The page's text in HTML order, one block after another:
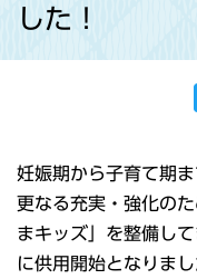
した！
妊娠期から子育て期
更なる充実・強化の
まキッズ」を整備し
に供用開始となりまし